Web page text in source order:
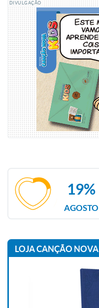
DIVULGAÇÃO
AGOSTO
19%
LOJA CANÇÃO NOVA